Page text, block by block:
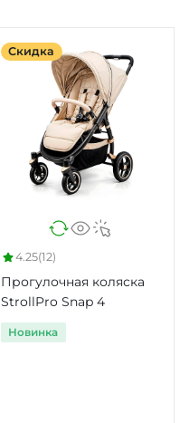
Скидка
4.25(12)
Прогулочная коляска
StrollPro Snap 4
Новинка